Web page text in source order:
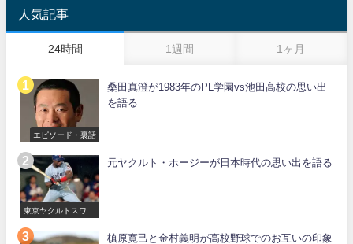
人気記事
24時間 1週間 1ヶ月
エピソード・裏話
桑田真澄が1983年のPL学園vs池田高校の思い出
を語る
東京ヤクルトスワロ
元ヤクルト・ホージーが日本時代の思い出を語る
槙原寛己と金村義明が高校野球でのお互いの印象